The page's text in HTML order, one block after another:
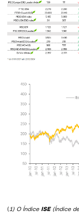
( 1) O Índice ISE(Índice